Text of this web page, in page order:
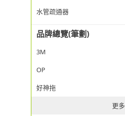
水管疏通器
品牌總覽(筆劃)
3M
OP
好神拖
更多